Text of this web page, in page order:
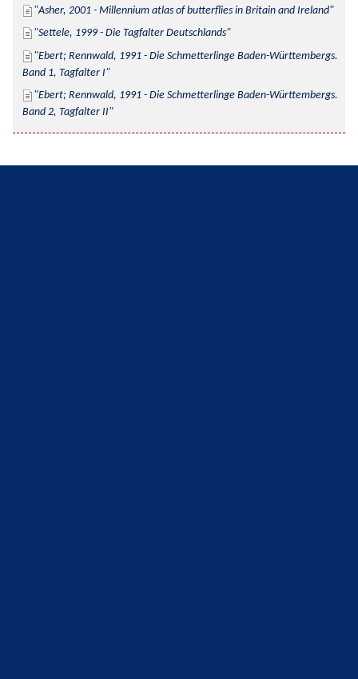
Asher, 2001 - Millennium atlas of butterflies in Britain and Ireland
Settele, 1999 - Die Tagfalter Deutschlands
Ebert; Rennwald, 1991 - Die Schmetterlinge Baden-Württembergs.
Band 1, Tagfalter I
Ebert; Rennwald, 1991 - Die Schmetterlinge Baden-Württembergs.
Band 2, Tagfalter II